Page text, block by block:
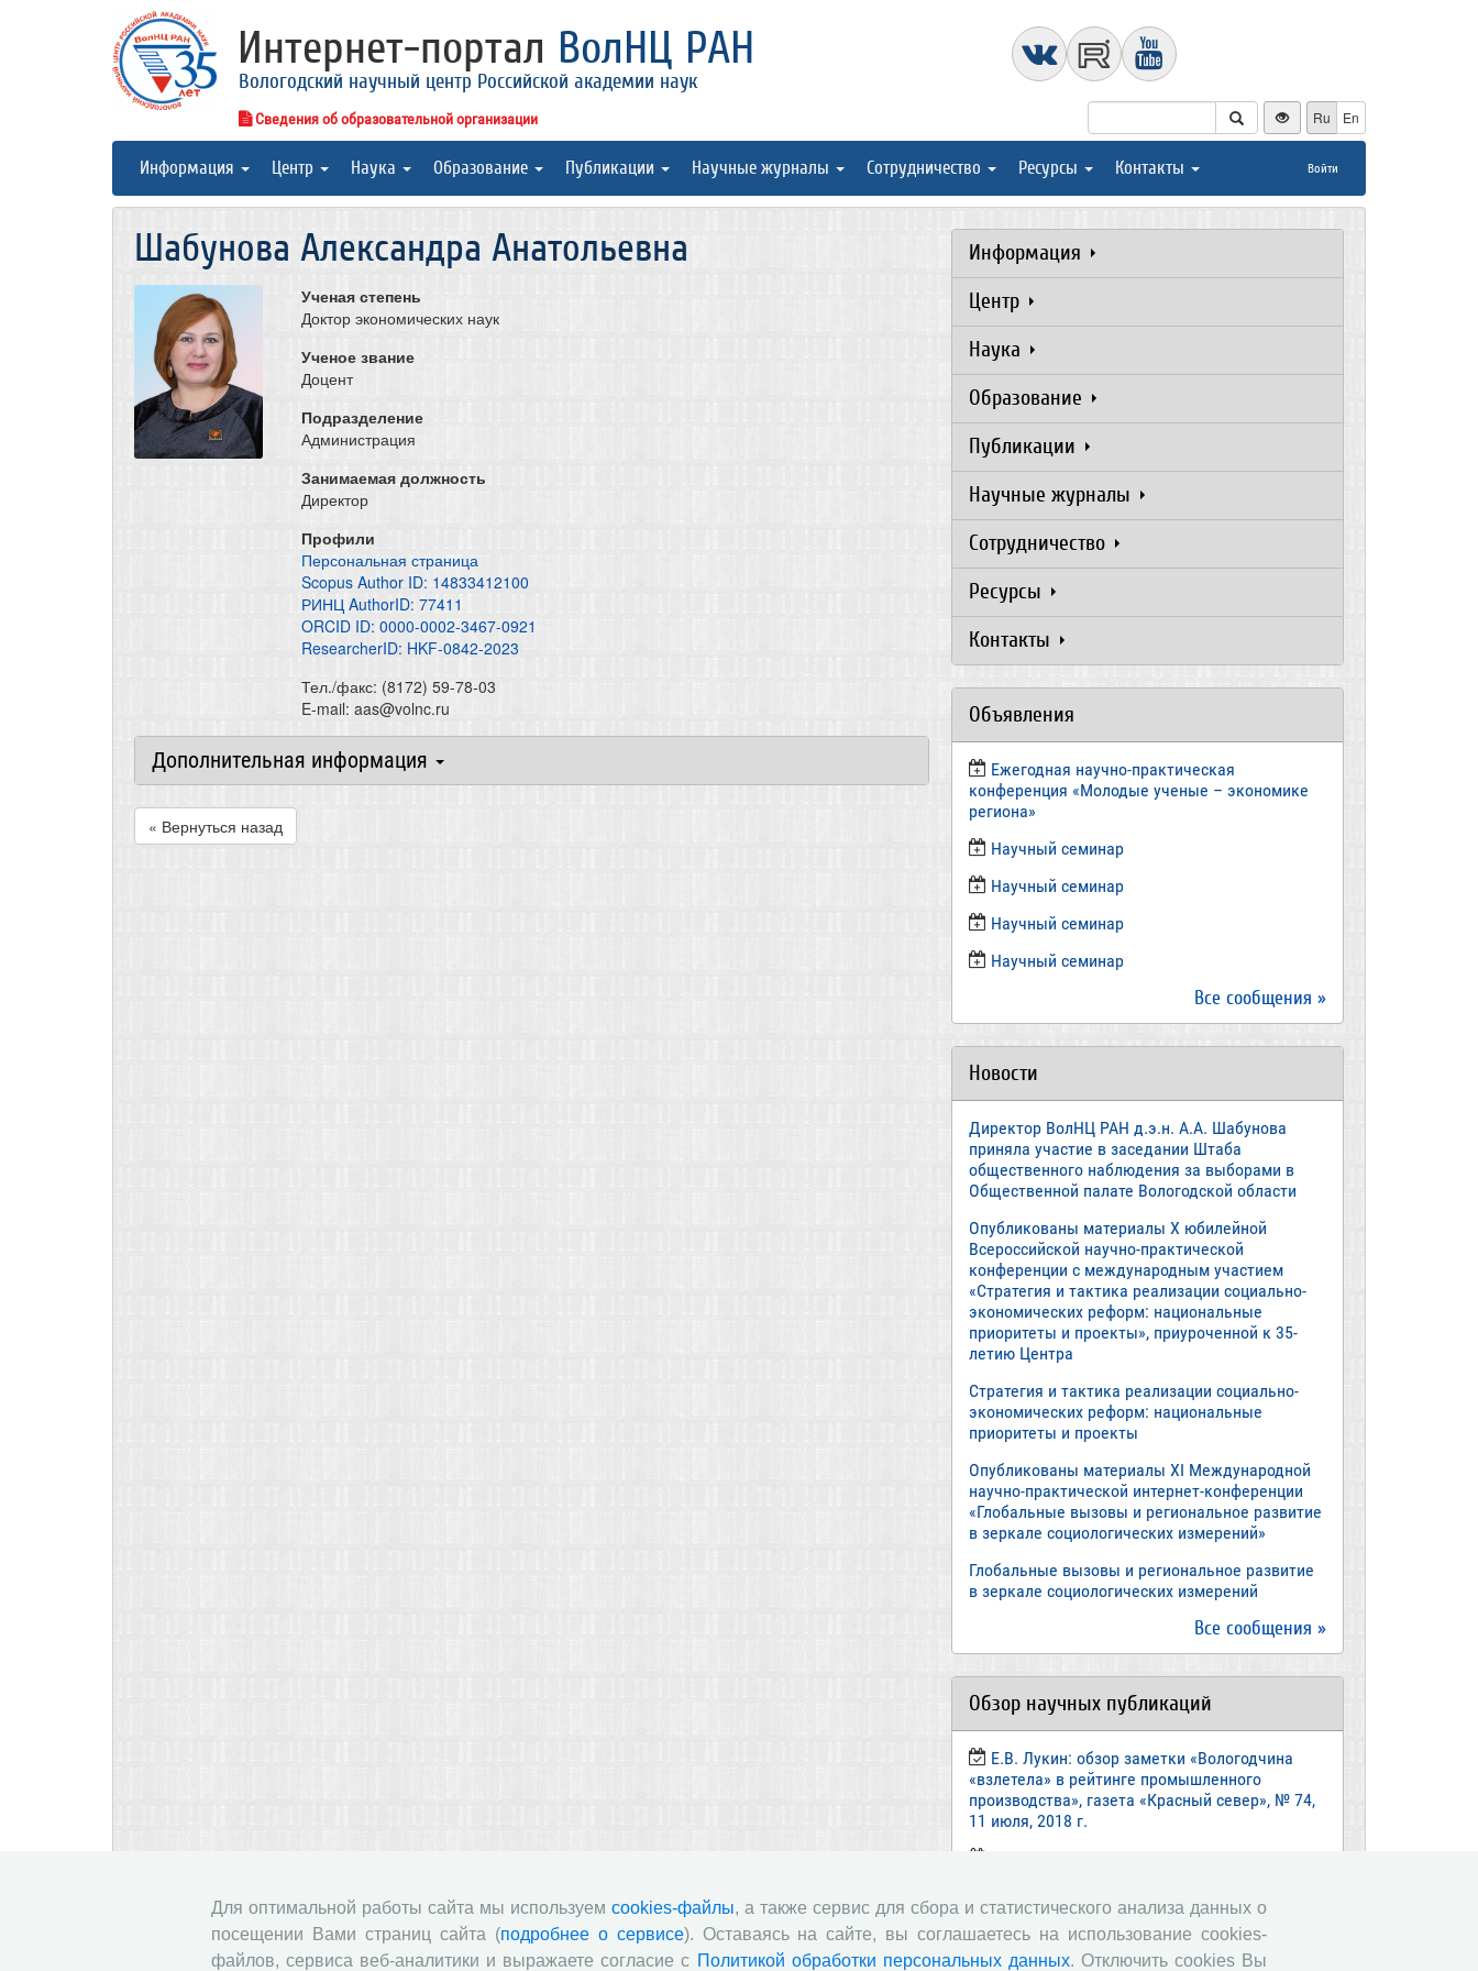
Интернет-портал ВолНЦ РАН
Вологодский научный центр Российской академии наук
Сведения об образовательной организации Ru En
Информация Центр Наука Образование Публикации Научные журналы Сотрудничество Ресурсы Контакты Войти
Шабунова Александра Анатольевна
Ученая степень
Доктор экономических наук
Ученое звание
Доцент
Подразделение
Администрация
Занимаемая должность
Директор
Профили
Персональная страница
Scopus Author ID: 14833412100
РИНЦ AuthorID: 77411
ORCID ID: 0000-0002-3467-0921
ResearcherID: HKF-0842-2023
Тел./факс: (8172) 59-78-03
E-mail: aas@volnc.ru
Дополнительная информация
« Вернуться назад
Информация
Центр
Наука
Образование
Публикации
Научные журналы
Сотрудничество
Ресурсы
Контакты
Объявления
Ежегодная научно-практическая
конференция «Молодые ученые – экономике
региона»
​Научный семинар
​Научный семинар
Научный семинар
​Научный семинар
Все сообщения »
Новости
Директор ВолНЦ РАН д.э.н. А.А. Шабунова
приняла участие в заседании Штаба
общественного наблюдения за выборами в
Общественной палате Вологодской области
Опубликованы материалы X юбилейной
Всероссийской научно-практической
конференции с международным участием
«Стратегия и тактика реализации социально-
экономических реформ: национальные
приоритеты и проекты», приуроченной к 35-
летию Центра
Стратегия и тактика реализации социально-
экономических реформ: национальные
приоритеты и проекты
Опубликованы материалы XI Международной
научно-практической интернет-конференции
«Глобальные вызовы и региональное развитие
в зеркале социологических измерений»
Глобальные вызовы и региональное развитие
в зеркале социологических измерений
Все сообщения »
Обзор научных публикаций
Е.В. Лукин: обзор заметки «Вологодчина
«взлетела» в рейтинге промышленного
производства», газета «Красный север», № 74,
11 июля, 2018 г.
«Известия», №88, 2018 г.
В.Н. Барсуков: обзор статьи «Повышение
пенсионного возраста: позитивные эффекты и
Для оптимальной работы сайта мы используем cookies-файлы, а также сервис для сбора и статистического анализа данных о
посещении Вами страниц сайта (подробнее о сервисе). Оставаясь на сайте, вы соглашаетесь на использование cookies-
файлов, сервиса веб-аналитики и выражаете согласие с Политикой обработки персональных данных. Отключить cookies Вы